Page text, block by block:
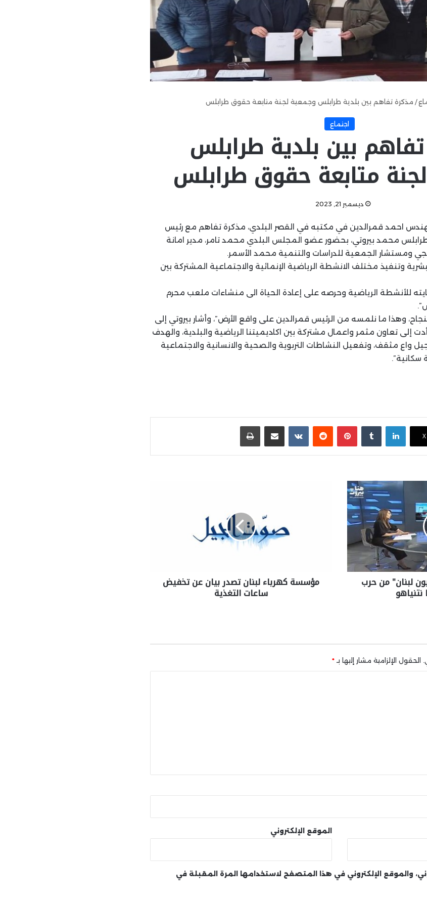
/ مذكرة تفاهم بين بلدية طرابلس وجمعية لجنة متابعة حقوق طرابلس
اجتماع
بين بلدية طرابلس
متابعة حقوق طرابلس
ديسمبر 21, 2023
احمد قمرالدين في مكتبه في القصر البلدي، مذكرة تفاهم مع رئيس
محمد بيروتي، بحضور عضو المجلس البلدي محمد تامر، مدير امانة
ومستشار الجمعية للدراسات والتنمية محمد الأسمر.
وتنفيذ مختلف الانشطة الرياضية الإنمائية والاجتماعية المشتركة بين
للأنشطة الرياضية وحرصه على إعادة الحياة الى منشاءات ملعب محرم
وهذا ما نلمسه من الرئيس قمرالدين على واقع الأرض”، وأشار بيروتي إلى
إلى تعاون مثمر واعمال مشتركة بين اكاديميتنا الرياضية والبلدية، والهدف
واع مثقف، وتفعيل النشاطات التربوية والصحية والانسانية والاجتماعية
X
لينكدإن بينتيريست مشاركة عبر البريد طباعة
لبنان" من حرب مؤسسة كهرباء لبنان تصدر بيان عن تخفيض
ساعات التغذية
الحقول الإلزامية مشار إليها بـ *
الموقع الإلكتروني
والموقع الإلكتروني في هذا المتصفح لاستخدامها المرة المقبلة في